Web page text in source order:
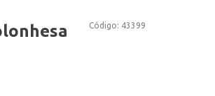
Código: 43399